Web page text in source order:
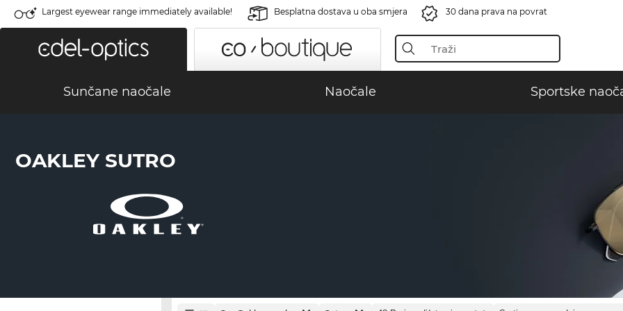
Largest eyewear range immediately available! Besplatna dostava u oba smjera 30 dana prava na povrat
Sunčane naočale Naočale Sportske
OAKLEY SUTRO